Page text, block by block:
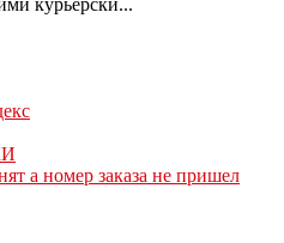
курьерски...
а номер заказа не пришел